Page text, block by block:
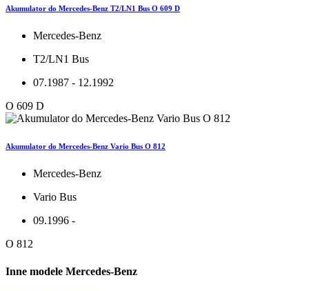
Akumulator do Mercedes-Benz T2/LN1 Bus O 609 D
Mercedes-Benz
T2/LN1 Bus
07.1987 - 12.1992
O 609 D
Akumulator do Mercedes-Benz Vario Bus O 812
Mercedes-Benz
Vario Bus
09.1996 -
O 812
Inne modele Mercedes-Benz